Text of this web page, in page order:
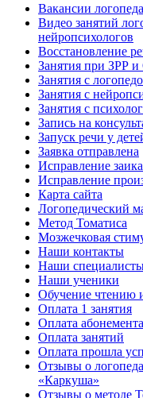
Вакансии
Видео занятий
нейропсихологов
Восстановление
Занятия при ЗРР
Занятия с
Занятия с
Занятия с
Запись на
Запуск речи у
Заявка отправлена
Исправление
Исправление
Карта сайта
Логопедический
Метод Томатиса
Мозжечковая
Наши контакты
Наши
Наши ученики
Обучение чтению
Оплата 1 занятия
Оплата
Оплата занятий
Оплата прошла
Отзывы о
«Каркуша»
Отзывы о методе